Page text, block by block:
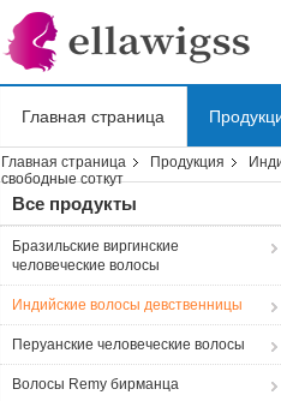
Главная страница
Shopping Online
Главная страница Продукция
свободные соткут
Все продукты
Бразильские виргинские
человеческие волосы
Индийские волосы девственницы
Перуанские человеческие волосы
Волосы Remy бирманца